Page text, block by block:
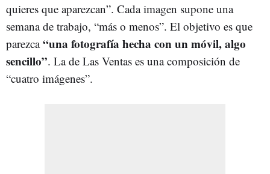
quieres que aparezcan”. Cada imagen supone una
semana de trabajo, “más o menos”. El objetivo es que
parezca“una fotografía hecha con un móvil, algo
sencillo”. La de Las Ventas es una composición de
“cuatro imágenes”.